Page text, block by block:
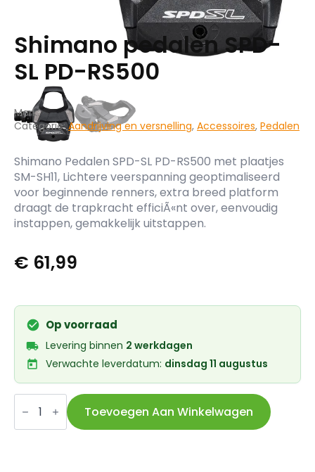
Shimano pedalen SPD-
SL PD-RS500
Merk:
Categorie:Aandrijving en versnelling, Accessoires, Pedalen
Shimano Pedalen SPD-SL PD-RS500 met plaatjes
SM-SH11, Lichtere veerspanning geoptimaliseerd
voor beginnende renners, extra breed platform
draagt de trapkracht efficiÃ«nt over, eenvoudig
instappen, gemakkelijk uitstappen.
€ 61,99
Op voorraad
Levering binnen 2 werkdagen
Verwachte leverdatum: dinsdag 11 augustus
Shimano
pedalen
SPD-
SL
Toevoegen Aan Winkelwagen